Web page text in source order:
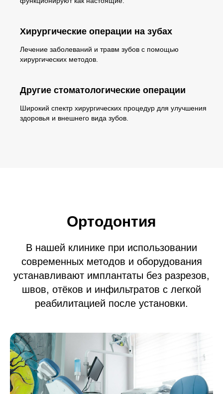
Хирургические операции на зубах
Лечение заболеваний и травм зубов с помощью
хирургических методов.
Другие стоматологические операции
Широкий спектр хирургических процедур для улучшения
здоровья и внешнего вида зубов.
Ортодонтия
В нашей клинике при использовании
современных методов и оборудования
устанавливают имплантаты без разрезов,
швов, отёков и инфильтратов с легкой
реабилитацией после установки.